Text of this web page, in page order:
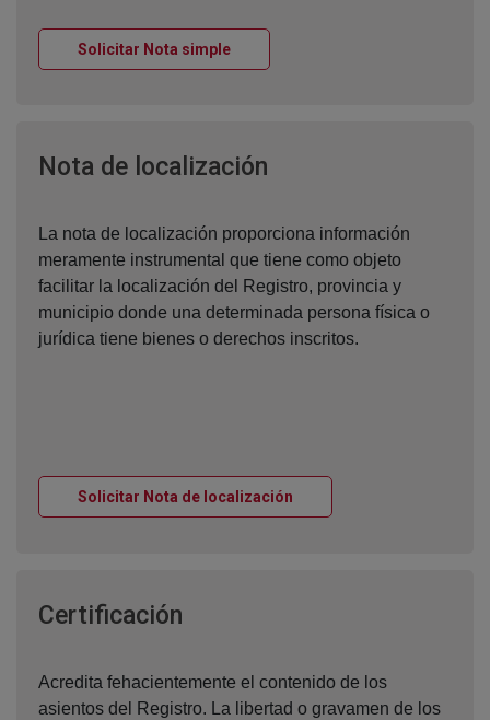
Solicitar Nota simpleVentana nueva
Nota de localización
La nota de localización proporciona información
meramente instrumental que tiene como objeto
facilitar la localización del Registro, provincia y
municipio donde una determinada persona física o
jurídica tiene bienes o derechos inscritos.
Solicitar Nota de localización
Certificación
Acredita fehacientemente el contenido de los
asientos del Registro. La libertad o gravamen de los